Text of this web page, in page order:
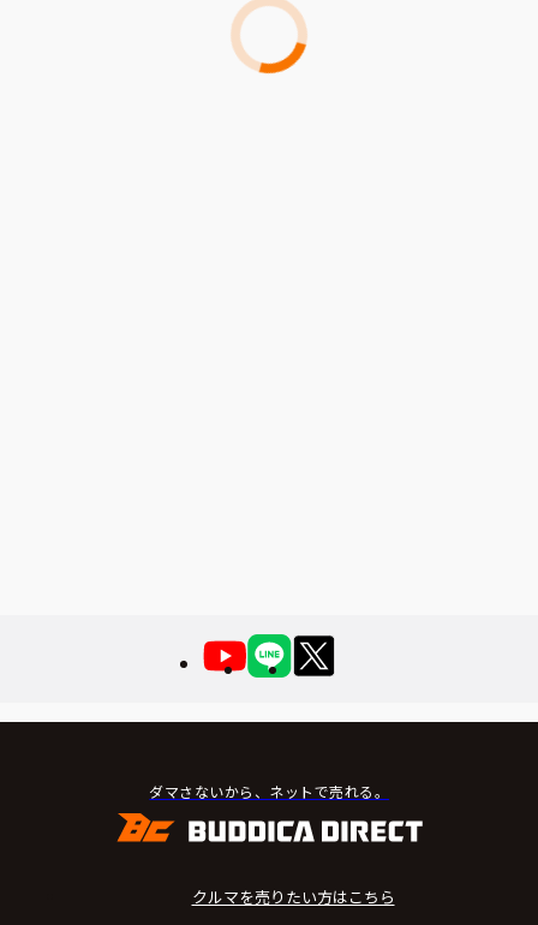
ダマさないから、ネットで売れる。
クルマを売りたい方はこちら